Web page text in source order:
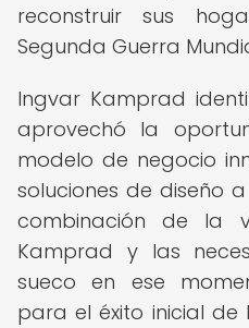
reconstruir sus
Segunda Guerra
Ingvar Kamprad
aprovechó la
modelo de negocio
soluciones de diseño
combinación de la
Kamprad y las
sueco en ese
para el éxito inicial de